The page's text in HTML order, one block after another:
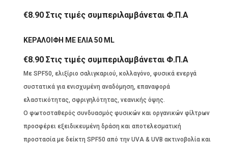
€8.90 Στις τιμές συμπεριλαμβάνεται Φ.Π.Α
ΚΕΡΑΛΟΙΦΗ ΜΕ ΕΛΙΑ 50 ML
€8.90 Στις τιμές συμπεριλαμβάνεται Φ.Π.Α
Mε SPF50, ελιξίριο σαλιγκαριού, κολλαγόνο, φυσικά ενεργά
συστατικά για ενισχυμένη αναδόμηση, επαναφορά
ελαστικότητας, σφριγηλότητας, νεανικής όψης.
O φωτοσταθερός συνδυασμός φυσικών και οργανικών φίλτρων
προσφέρει εξειδικευμένη δράση και αποτελεσματική
προστασία με δείκτη SPF50 από την UVA & UVB ακτινοβολία και